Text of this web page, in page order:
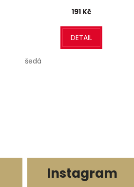
šedá
191 Kč
DETAIL
Instagram